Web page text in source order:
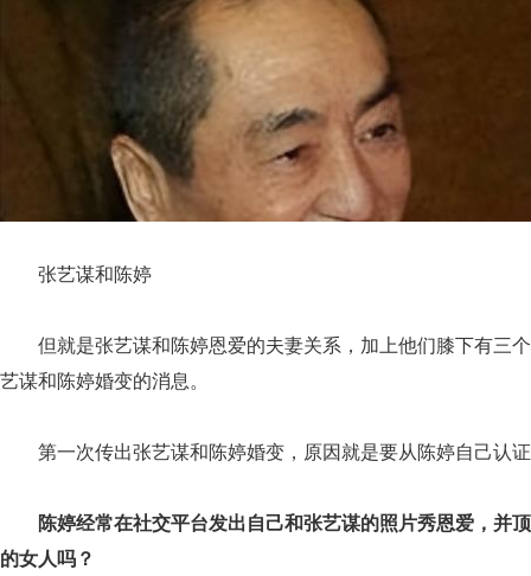
张艺谋和陈婷
但就是张艺谋和陈婷恩爱的夫妻关系，加上他们膝下有三
艺谋和陈婷婚变的消息。
第一次传出张艺谋和陈婷婚变，原因就是要从陈婷自己认
陈婷经常在社交平台发出自己和张艺谋的照片秀恩爱，并
的女人吗？